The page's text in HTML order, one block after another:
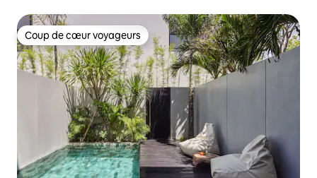
Coup de cœur voyageurs
Coup de cœur voyageurs